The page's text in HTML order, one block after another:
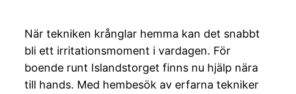
När tekniken krånglar hemma kan det snabbt
bli ett irritationsmoment i vardagen. För
boende runt Islandstorget finns nu hjälp nära
till hands. Med hembesök av erfarna tekniker